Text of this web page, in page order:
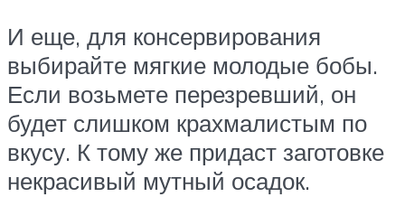
И еще, для консервирования
выбирайте мягкие молодые бобы.
Если возьмете перезревший, он
будет слишком крахмалистым по
вкусу. К тому же придаст заготовке
некрасивый мутный осадок.